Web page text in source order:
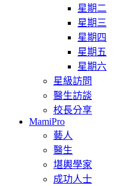
星期二
星期三
星期四
星期五
星期六
星級訪問
醫生訪談
校長分享
MamiPro
藝人
醫生
堪輿學家
成功人士